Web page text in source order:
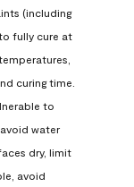
(including
fully cure at
curing time.
to
water
dry, limit
avoid